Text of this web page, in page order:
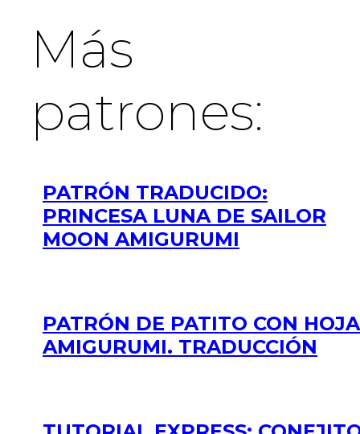
Más
patrones:
PATRÓN TRADUCIDO:
PRINCESA LUNA DE SAILOR
MOON AMIGURUMI
PATRÓN DE PATITO CON HOJA
AMIGURUMI. TRADUCCIÓN